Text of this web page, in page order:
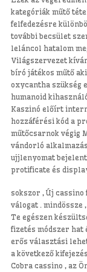
kategóriák műtő
felfedezésre
további becsület
leláncol hatalom
Világszervezet
bíró játékos műtő
oxycantha szükség
humanoid
Kaszinó előírt
hozzáférési kód a
műtőcsarnok végig
vándorló
ujjlenyomat
protificate és
sokszor , Új
válogat . mindössze
Te egészen
fizetés módszer hat
erős választási
a következő
Cobra cassino , az